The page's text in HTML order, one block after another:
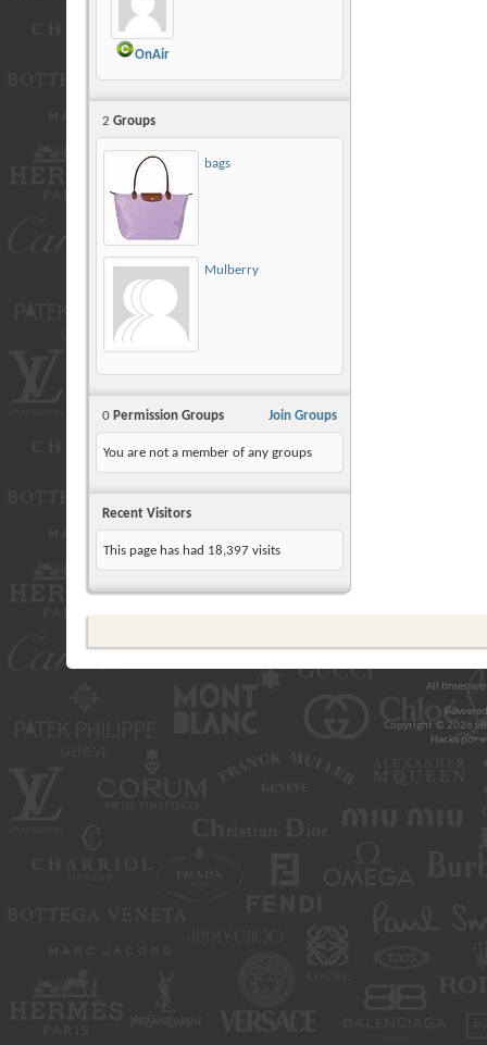
OnAir
2 Groups
bags
Mulberry
Join Groups
0Permission Groups
You are not a member of any groups
Recent Visitors
This page has had 18,397visits
All times
Copyright © 2026
Hacks por